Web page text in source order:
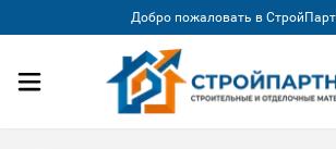
Добро пожаловать в